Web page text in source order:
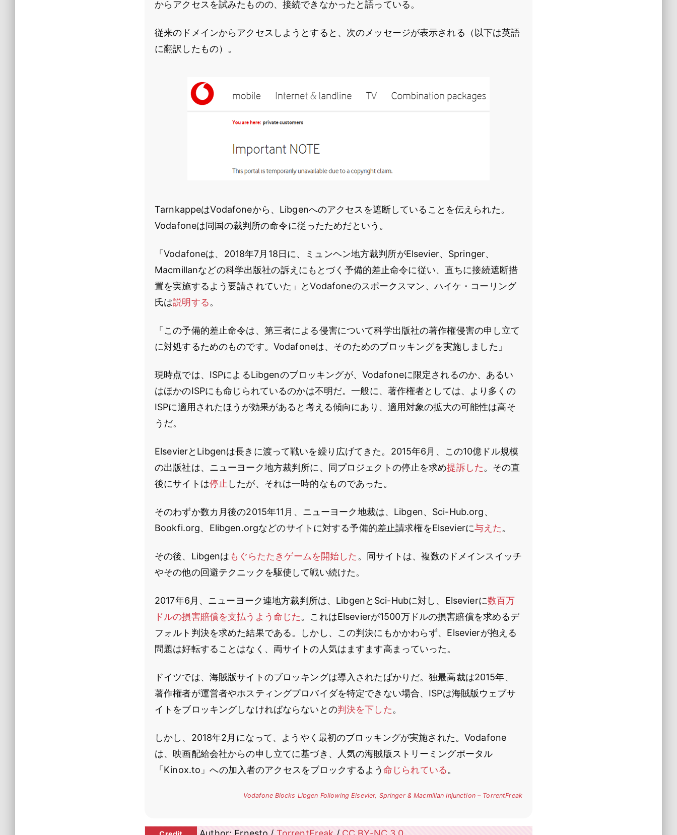
からアクセスを試みたものの、接続できなかったと語っている。
従来のドメインからアクセスしようとすると、次のメッセージが表示される（以下は英語
に翻訳したもの）。
TarnkappeはVodafoneから、Libgenへのアクセスを遮断していることを伝えられた。
Vodafoneは同国の裁判所の命令に従ったためだという。
「Vodafoneは、2018年7月18日に、ミュンヘン地方裁判所がElsevier、Springer、
Macmillanなどの科学出版社の訴えにもとづく予備的差止命令に従い、直ちに接続遮断措
置を実施するよう要請されていた」とVodafoneのスポークスマン、ハイケ・コーリング
氏は説明する。
「この予備的差止命令は、第三者による侵害について科学出版社の著作権侵害の申し立て
に対処するためのものです。Vodafoneは、そのためのブロッキングを実施しました」
現時点では、ISPによるLibgenのブロッキングが、Vodafoneに限定されるのか、あるい
はほかのISPにも命じられているのかは不明だ。一般に、著作権者としては、より多くの
ISPに適用されたほうが効果があると考える傾向にあり、適用対象の拡大の可能性は高そ
うだ。
ElsevierとLibgenは長きに渡って戦いを繰り広げてきた。2015年6月、この10億ドル規模
の出版社は、ニューヨーク地方裁判所に、同プロジェクトの停止を求め提訴した。その直
後にサイトは停止 したが、それは一時的なものであった。
そのわずか数カ月後の2015年11月、ニューヨーク地裁は、Libgen、Sci-Hub.org、
Bookfi.org、Elibgen.orgなどのサイトに対する予備的差止請求権をElsevierに与えた。
その後、Libgenは もぐらたたきゲームを開始した 。同サイトは、複数のドメインスイッチ
やその他の回避テクニックを駆使して戦い続けた。
2017年6月、ニューヨーク連地方裁判所は、LibgenとSci-Hubに対し、Elsevierに数百万
ドルの損害賠償を支払うよう命じた。これはElsevierが1500万ドルの損害賠償を求めるデ
フォルト判決を求めた結果である。しかし、この判決にもかかわらず、Elsevierが抱える
問題は好転することはなく、両サイトの人気はますます高まっていった。
ドイツでは、海賊版サイトのブロッキングは導入されたばかりだ。独最高裁は2015年、
著作権者が運営者やホスティングプロバイダを特定できない場合、ISPは海賊版ウェブサ
イトをブロッキングしなければならないとの判決を下した。
しかし、2018年2月になって、ようやく最初のブロッキングが実施された。Vodafone
は、映画配給会社からの申し立てに基づき、人気の海賊版ストリーミングポータル
「Kinox.to」への加入者のアクセスをブロックするよう命じられている。
Vodafone Blocks Libgen Following Elsevier, Springer & Macmillan Injunction – TorrentFreak